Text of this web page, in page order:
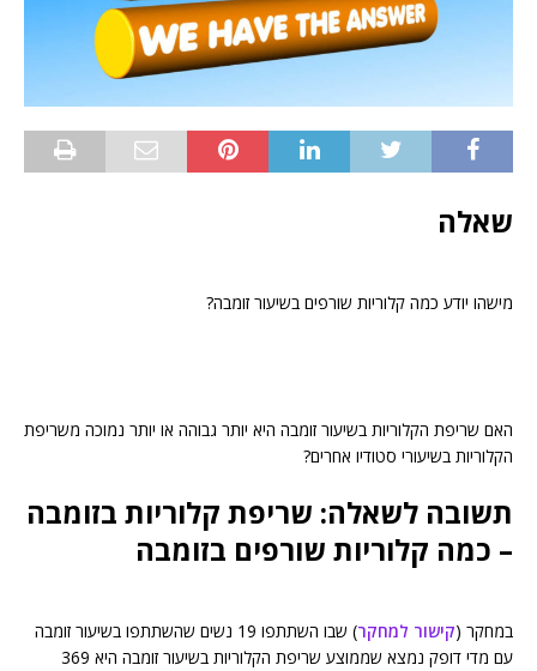
שאלה
מישהו יודע כמה קלוריות שורפים בשיעור זומבה?
האם שריפת הקלוריות בשיעור זומבה היא יותר גבוהה או יותר נמוכה משריפת
הקלוריות בשיעורי סטודיו אחרים?
תשובה לשאלה: שריפת קלוריות בזומבה
– כמה קלוריות שורפים בזומבה
במחקר (קישור למחקר
) שבו השתתפו 19 נשים שהשתתפו בשיעור זומבה
עם מדי דופק נמצא שממוצע שריפת הקלוריות בשיעור זומבה היא 369